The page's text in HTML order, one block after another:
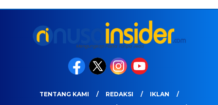
TENTANG KAMI REDAKSI
IKLAN